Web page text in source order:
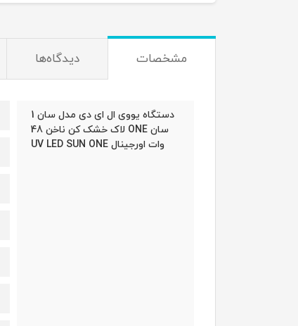
مشخصات دیدگاه‌ها
دستگاه یووی ال ای دی مدل سان 1
سان ONE لاک خشک کن ناخن 48
وات اورجینال UV LED SUN ONE